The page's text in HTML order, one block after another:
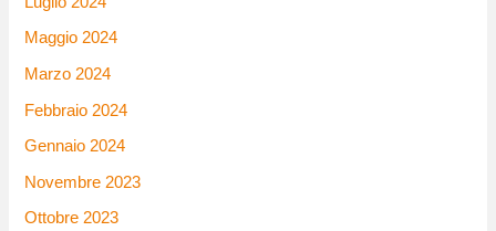
Maggio 2024
Marzo 2024
Febbraio 2024
Gennaio 2024
Novembre 2023
Ottobre 2023